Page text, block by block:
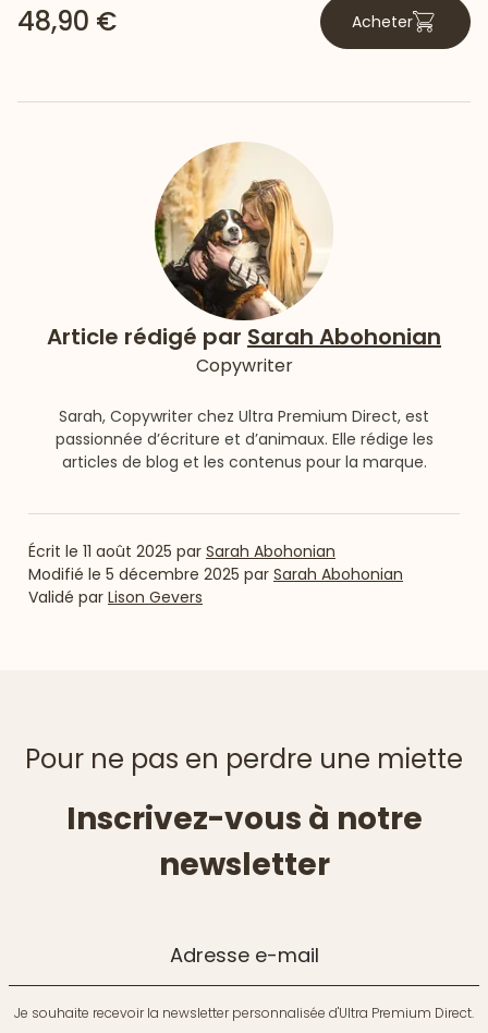
48,90 € Acheter
Article rédigé par Sarah Abohonian
Copywriter
Sarah, Copywriter chez Ultra Premium Direct, est
passionnée d’écriture et d’animaux. Elle rédige les
articles de blog et les contenus pour la marque.
Écrit le 11 août 2025 par Sarah Abohonian
Modifié le 5 décembre 2025 par Sarah Abohonian
Validé par Lison Gevers
Pour ne pas en perdre une miette
Inscrivez-vous à notre
newsletter
Adresse e-mail
Je souhaite recevoir la newsletter personnalisée d'Ultra Premium Direct.